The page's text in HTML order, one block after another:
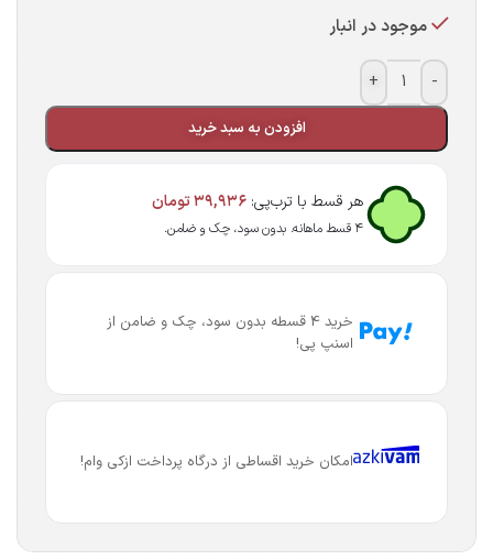
موجود در انبار
-
+
افزودن به سبد خرید
هر قسط با ترب‌پی: ۳۹,۹۳۶تومان
۴ قسط ماهانه. بدون سود، چک و ضامن.
خرید 4 قسطه بدون سود، چک و ضامن از
اسنپ پی!
امکان خرید اقساطی از درگاه پرداخت ازکی وام!